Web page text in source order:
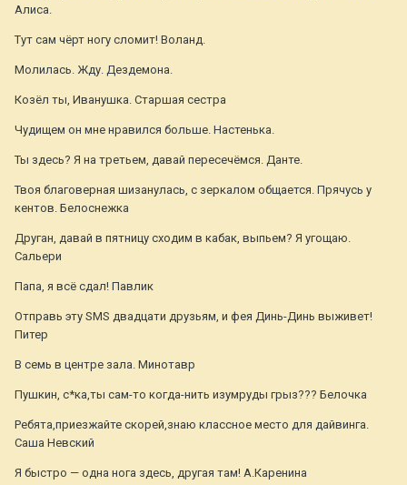
Алиса.
Тут сам чёрт ногу сломит! Воланд.
Молилась. Жду. Дездемона.
Козёл ты, Иванушка. Старшая сестра
Чудищем он мне нравился больше. Настенька.
Ты здесь? Я на третьем, давай пересечёмся. Данте.
Твоя благоверная шизанулась, с зеркалом общается. Прячусь у
кентов. Белоснежка
Друган, давай в пятницу сходим в кабак, выпьем? Я угощаю.
Сальери
Папа, я всё сдал! Павлик
Отправь эту SMS двадцати друзьям, и фея Динь-Динь выживет!
Питер
В семь в центре зала. Минотавр
Пушкин, с*ка,ты сам-то когда-нить изумруды грыз??? Белочка
Ребята,приезжайте скорей,знаю классное место для дайвинга.
Саша Невский
Я быстро — одна нога здесь, другая там! А.Каренина